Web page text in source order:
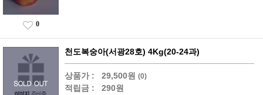
0
천도복숭아(서광28호) 4Kg(20-24과)
상품가 : 29,500원 (0)
적립금 : 290원